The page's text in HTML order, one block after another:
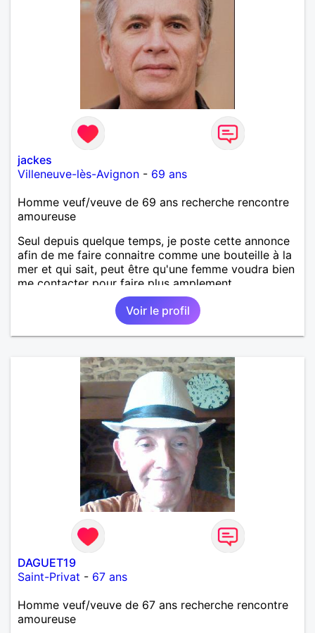
jackes
Villeneuve-lès-Avignon - 69 ans
Homme veuf/veuve de 69 ans recherche rencontre
amoureuse
Seul depuis quelque temps, je poste cette annonce
afin de me faire connaitre comme une bouteille à la
mer et qui sait, peut être qu'une femme voudra bien
me contacter pour faire plus amplement
Voir le profil
DAGUET19
Saint-Privat - 67 ans
Homme veuf/veuve de 67 ans recherche rencontre
amoureuse